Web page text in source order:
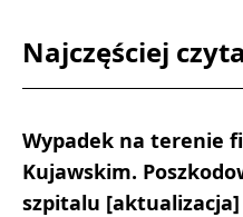
Najczęściej
Wypadek na terenie
Kujawskim.
szpitalu [aktualizacja]